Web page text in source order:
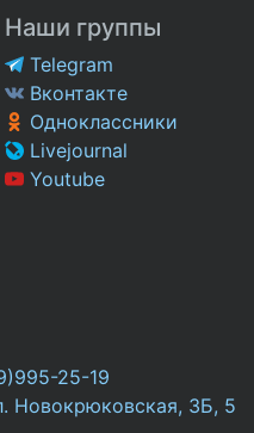
Наши группы
Telegram
Вконтакте
Одноклассники
Livejournal
Youtube
25-19
Новокрюковская, 3Б, 5